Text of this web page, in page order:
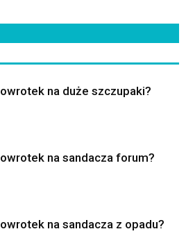
na duże szczupaki?
na sandacza forum?
na sandacza z opadu?